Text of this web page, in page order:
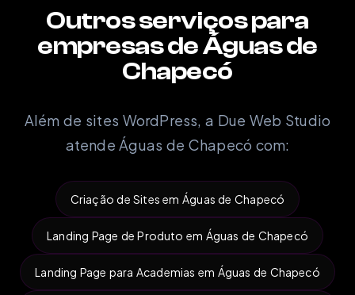
Outros serviços para
empresas de Águas de
Chapecó
Além de sites WordPress, a Due Web Studio
atende Águas de Chapecó com:
Criação de Sites em Águas de Chapecó
Landing Page de Produto em Águas de Chapecó
Landing Page para Academias em Águas de Chapecó